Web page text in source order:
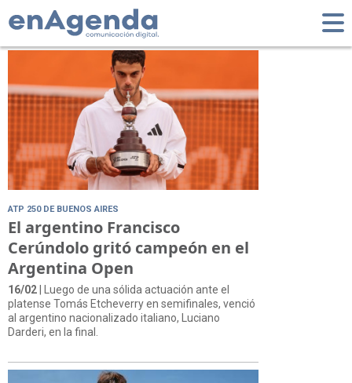
Tag: ATP 250
ATP 250 DE BUENOS AIRES
El argentino Francisco
Cerúndolo gritó campeón en el
Argentina Open
16/02 | Luego de una sólida actuación ante el
platense Tomás Etcheverry en semifinales, venció
al argentino nacionalizado italiano, Luciano
Darderi, en la final.